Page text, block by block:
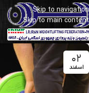
Skip to navigation
Skip to main content
۰۲
اسفند